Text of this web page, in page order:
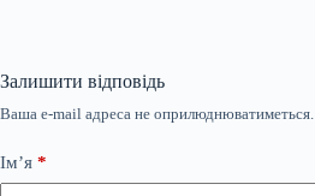
Залишити відповідь
Ваша e-mail адреса не оприлюднюватиметься.
Ім’я *